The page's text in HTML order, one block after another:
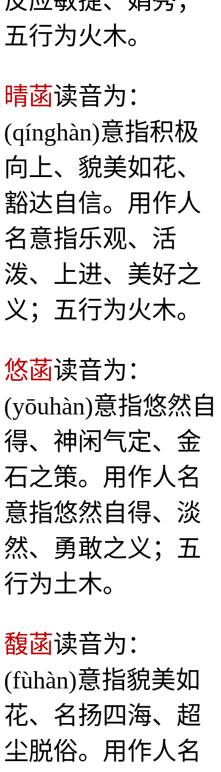
五行为火木。
晴菡读音为：
(qínghàn)意指积极
向上、貌美如花、
豁达自信。用作人
名意指乐观、活
泼、上进、美好之
义；五行为火木。
悠菡读音为：
(yōuhàn)意指悠然自
得、神闲气定、金
石之策。用作人名
意指悠然自得、淡
然、勇敢之义；五
行为土木。
馥菡读音为：
(fùhàn)意指貌美如
花、名扬四海、超
尘脱俗。用作人名